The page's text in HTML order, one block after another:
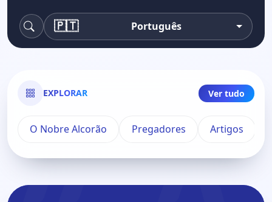
Pesquisa
🇵🇹 Português
EXPLORAR Ver tudo
O Nobre Alcorão Pregadores Artigos